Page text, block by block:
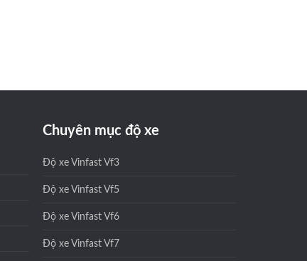
Chuyên mục độ xe
Độ xe Vinfast Vf3
Độ xe Vinfast Vf5
Độ xe Vinfast Vf6
Độ xe Vinfast Vf7